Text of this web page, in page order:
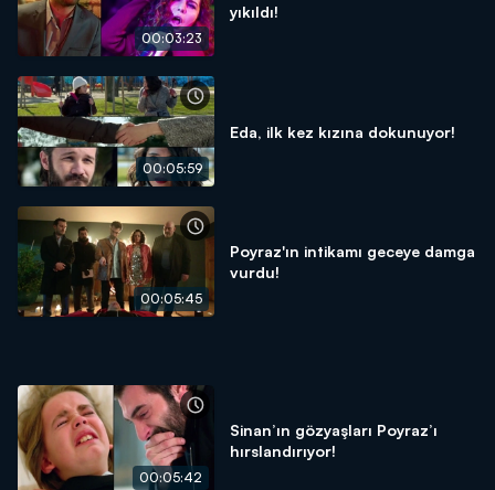
00:03:23
yıkıldı!
00:05:59
Eda, ilk kez kızına dokunuyor!
00:05:45
Poyraz'ın intikamı geceye damga
vurdu!
00:05:42
Sinan’ın gözyaşları Poyraz’ı
hırslandırıyor!